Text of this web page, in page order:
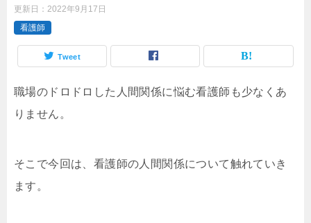
更新日： 2022年9月17日
看護師
Tweet
職場のドロドロした人間関係に悩む看護師も少なくあ
りません。
そこで今回は、看護師の人間関係について触れていき
ます。